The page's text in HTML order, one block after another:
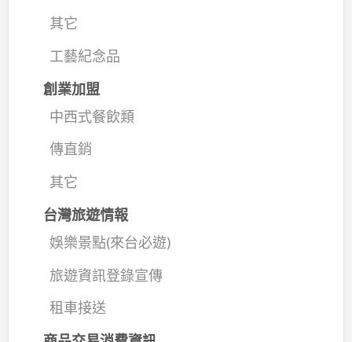
其它
工藝紀念品
創業加盟
中西式餐飲類
傳直銷
其它
台灣旅遊情報
娛樂景點(來台必遊)
旅遊資訊登錄宣傳
租車接送